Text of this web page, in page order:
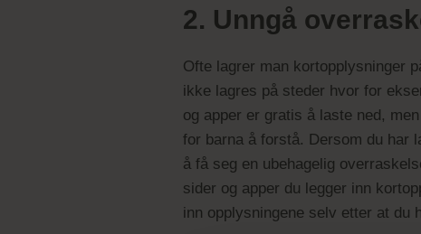
2. Unngå
Ofte lagrer man kortopplysninger
ikke lagres på steder hvor for
og apper er gratis å laste ned,
for barna å forstå. Dersom du har
å få seg en ubehagelig
sider og apper du legger inn
inn opplysningene selv etter at du